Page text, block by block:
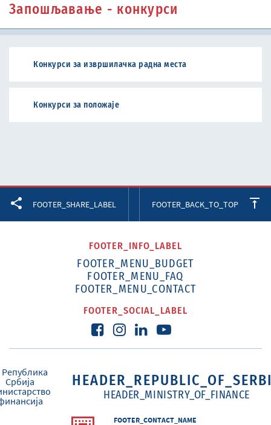
Запошљавање - конкурси
Конкурси за извршилачка радна места
Конкурси за положаје
FOOTER_SHARE_LABEL FOOTER_BACK_TO_TOP
FOOTER_INFO_LABEL
FOOTER_MENU_BUDGET
FOOTER_MENU_FAQ
FOOTER_MENU_CONTACT
FOOTER_SOCIAL_LABEL
HEADER_MINISTRY_OF_FINANCE
FOOTER_CONTACT_NAME